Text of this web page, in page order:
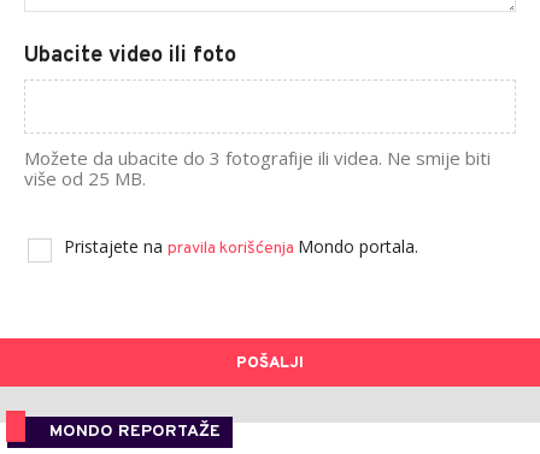
Ubacite video ili foto
Možete da ubacite do 3 fotografije ili videa. Ne smije biti
više od 25 MB.
Pristajete na pravila korišćenja Mondo portala.
POŠALJI
MONDO REPORTAŽE